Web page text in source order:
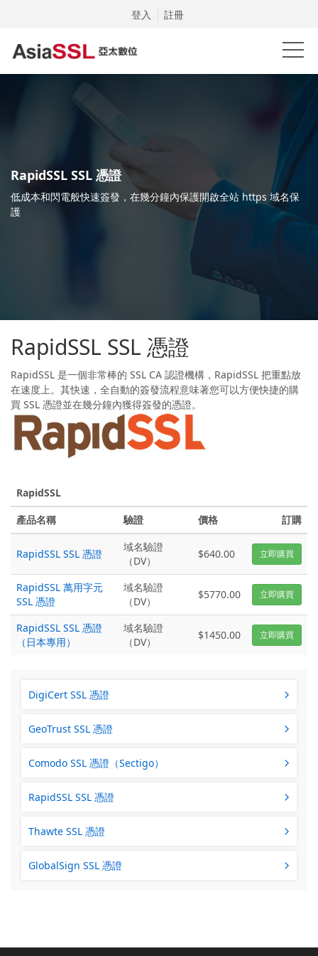
登入 註冊
RapidSSL SSL 憑證
低成本和閃電般快速簽發，在幾分鐘內保護開啟全站 https 域名保
護
RapidSSL SSL 憑證
RapidSSL 是一個非常棒的 SSL CA 認證機構，RapidSSL 把重點放
在速度上。其快速，全自動的簽發流程意味著您可以方便快捷的購
買 SSL 憑證並在幾分鐘內獲得簽發的憑證。
RapidSSL
產品名稱
驗證 價格 訂購
RapidSSL SSL 憑證
域名驗證
（DV）
$640.00 立即購買
RapidSSL 萬用字元
SSL 憑證
域名驗證
（DV）
$5770.00 立即購買
RapidSSL SSL 憑證
（日本專用）
域名驗證
（DV）
$1450.00 立即購買
DigiCert SSL 憑證
GeoTrust SSL 憑證
Comodo SSL 憑證（Sectigo）
RapidSSL SSL 憑證
Thawte SSL 憑證
GlobalSign SSL 憑證